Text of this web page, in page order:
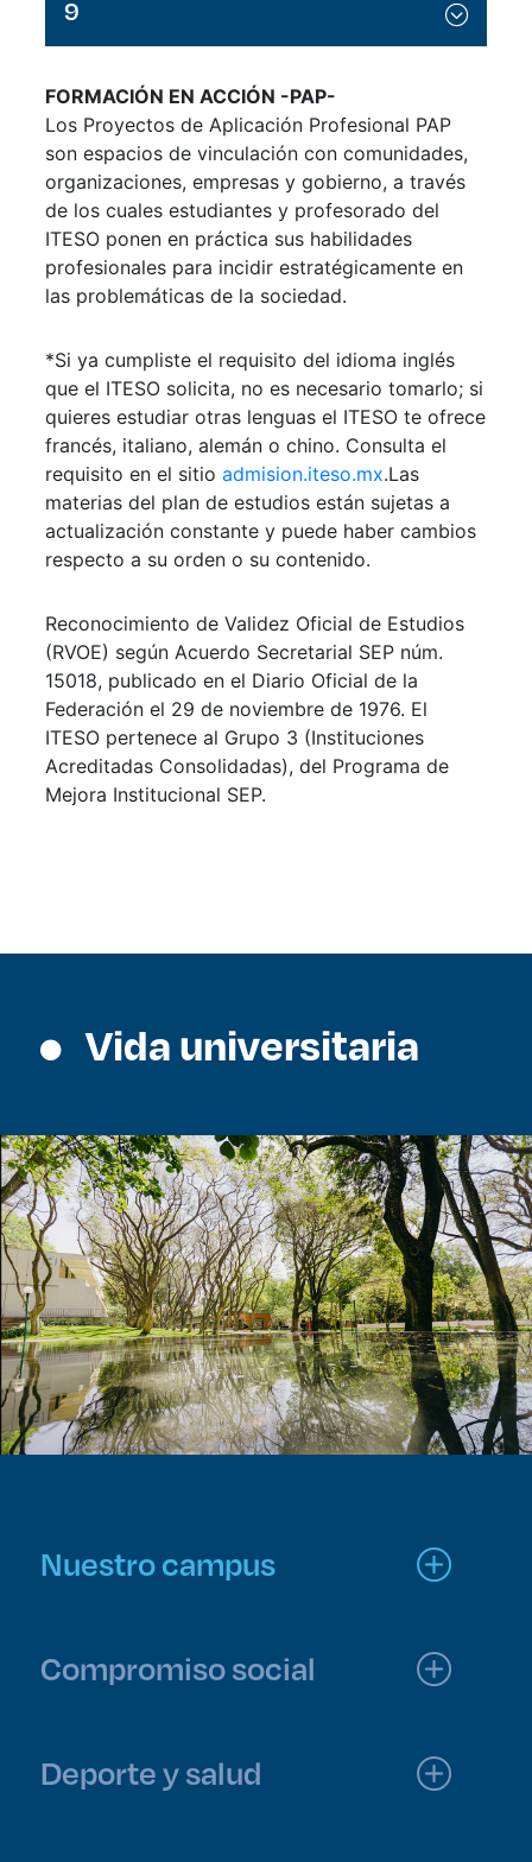
9
FORMACIÓN EN ACCIÓN -PAP-
Los Proyectos de Aplicación Profesional PAP
son espacios de vinculación con comunidades,
organizaciones, empresas y gobierno, a través
de los cuales estudiantes y profesorado del
ITESO ponen en práctica sus habilidades
profesionales para incidir estratégicamente en
las problemáticas de la sociedad.
*Si ya cumpliste el requisito del idioma inglés
que el ITESO solicita, no es necesario tomarlo; si
quieres estudiar otras lenguas el ITESO te ofrece
francés, italiano, alemán o chino. Consulta el
requisito en el sitioadmision.iteso.mx.Las
materias del plan de estudios están sujetas a
actualización constante y puede haber cambios
respecto a su orden o su contenido.
Reconocimiento de Validez Oficial de Estudios
(RVOE) según Acuerdo Secretarial SEP núm.
15018, publicado en el Diario Oficial de la
Federación el 29 de noviembre de 1976. El
ITESO pertenece al Grupo 3 (Instituciones
Acreditadas Consolidadas), del Programa de
Mejora Institucional SEP.
Vida universitaria
Nuestro campus
Compromiso social
Deporte y salud